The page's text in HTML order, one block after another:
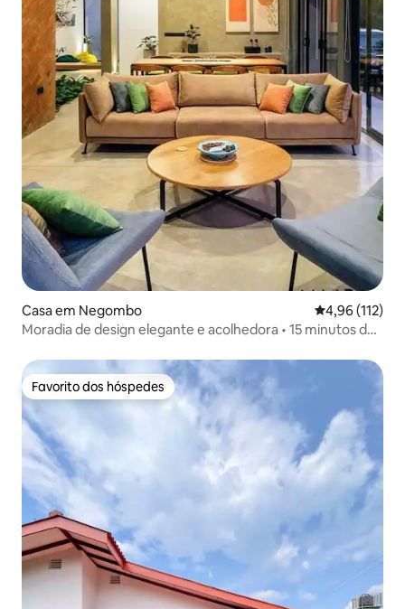
Casa em Negombo Classificação
4,96 (112)
Moradia de design elegante e acolhedora • 15 minutos do
Favorito dos hóspedes
Favorito dos hóspedes